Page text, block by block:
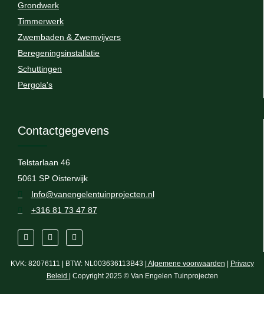
Grondwerk
Timmerwerk
Zwembaden & Zwemvijvers
Beregeningsinstallatie
Schuttingen
Pergola's
Contactgegevens
Telstarlaan 46
5061 SP Oisterwijk
Info@vanengelentuinprojecten.nl
+316 81 73 47 87
KVK: 82076111 | BTW: NL003636113B43 | Algemene voorwaarden
Privacy
Beleid
| Copyright 2025 © Van Engelen Tuinprojecten